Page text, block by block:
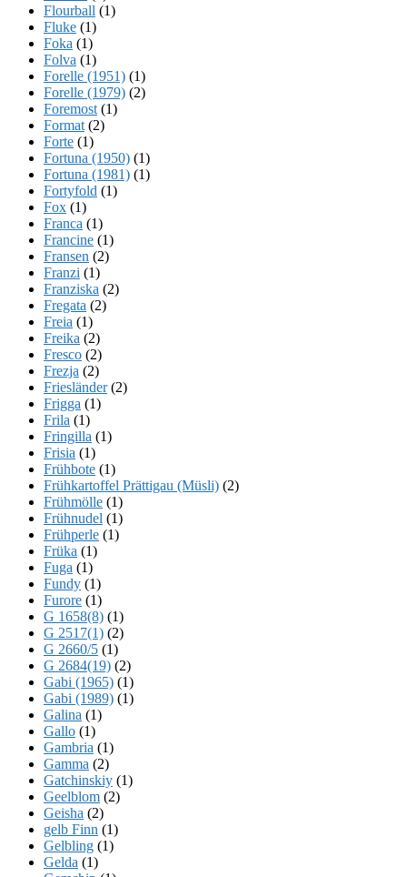
Flourball (1)
Fluke (1)
Foka (1)
Folva (1)
Forelle (1951) (1)
Forelle (1979) (2)
Foremost (1)
Format (2)
Forte (1)
Fortuna (1950) (1)
Fortuna (1981) (1)
Fortyfold (1)
Fox (1)
Franca (1)
Francine (1)
Fransen (2)
Franzi (1)
Franziska (2)
Fregata (2)
Freia (1)
Freika (2)
Fresco (2)
Frezja (2)
Friesländer(2)
Frigga (1)
Frila (1)
Fringilla (1)
Frisia (1)
Frühbote (1)
Frühkartoffel Prättigau (Müsli) (2)
Frühmölle (1)
Frühnudel (1)
Frühperle (1)
Früka (1)
Fuga (1)
Fundy (1)
Furore (1)
G 1658(8) (1)
G 2517(1) (2)
G 2660/5 (1)
G 2684(19) (2)
Gabi (1965) (1)
Gabi (1989) (1)
Galina (1)
Gallo (1)
Gambria (1)
Gamma (2)
Gatchinskiy (1)
Geelblom (2)
Geisha (2)
gelb Finn (1)
Gelbling (1)
Gelda (1)